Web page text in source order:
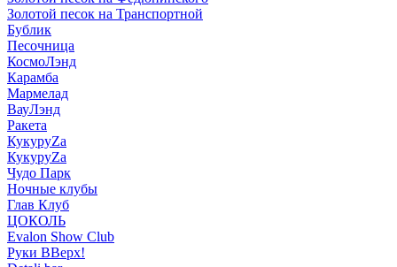
Золотой песок на Транспортной
Бублик
Песочница
КосмоЛэнд
Карамба
Мармелад
ВауЛэнд
Ракета
КукуруZа
КукуруZа
Чудо Парк
Ночные клубы
Глав Клуб
ЦОКОЛЬ
Evalon Show Club
Руки ВВерх!